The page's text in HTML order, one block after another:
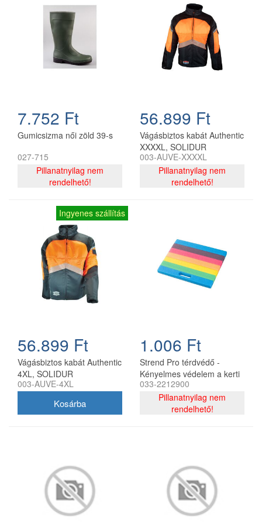
7.752 Ft
Gumicsizma női zöld 39-s
027-715
Pillanatnyilag nem
rendelhető!
56.899 Ft
Vágásbiztos kabát Authentic
XXXXL, SOLIDUR
003-AUVE-XXXXL
Pillanatnyilag nem
rendelhető!
Ingyenes szállítás
56.899 Ft
Vágásbiztos kabát Authentic
4XL, SOLIDUR
003-AUVE-4XL
1.006 Ft
Strend Pro térdvédő -
Kényelmes védelem a kerti
munkákhoz A Strend Pro
térdvédő ideális megoldás a
kényelmes és védő kerti
kényelmet biztosít.Könnyű,
szakadásálló és vízálló, így
ideális segítője a
kertészkedésnek vagy más
földmunkáknak.Akár, hogy
033-2212900
Pillanatnyilag nem
rendelhető!